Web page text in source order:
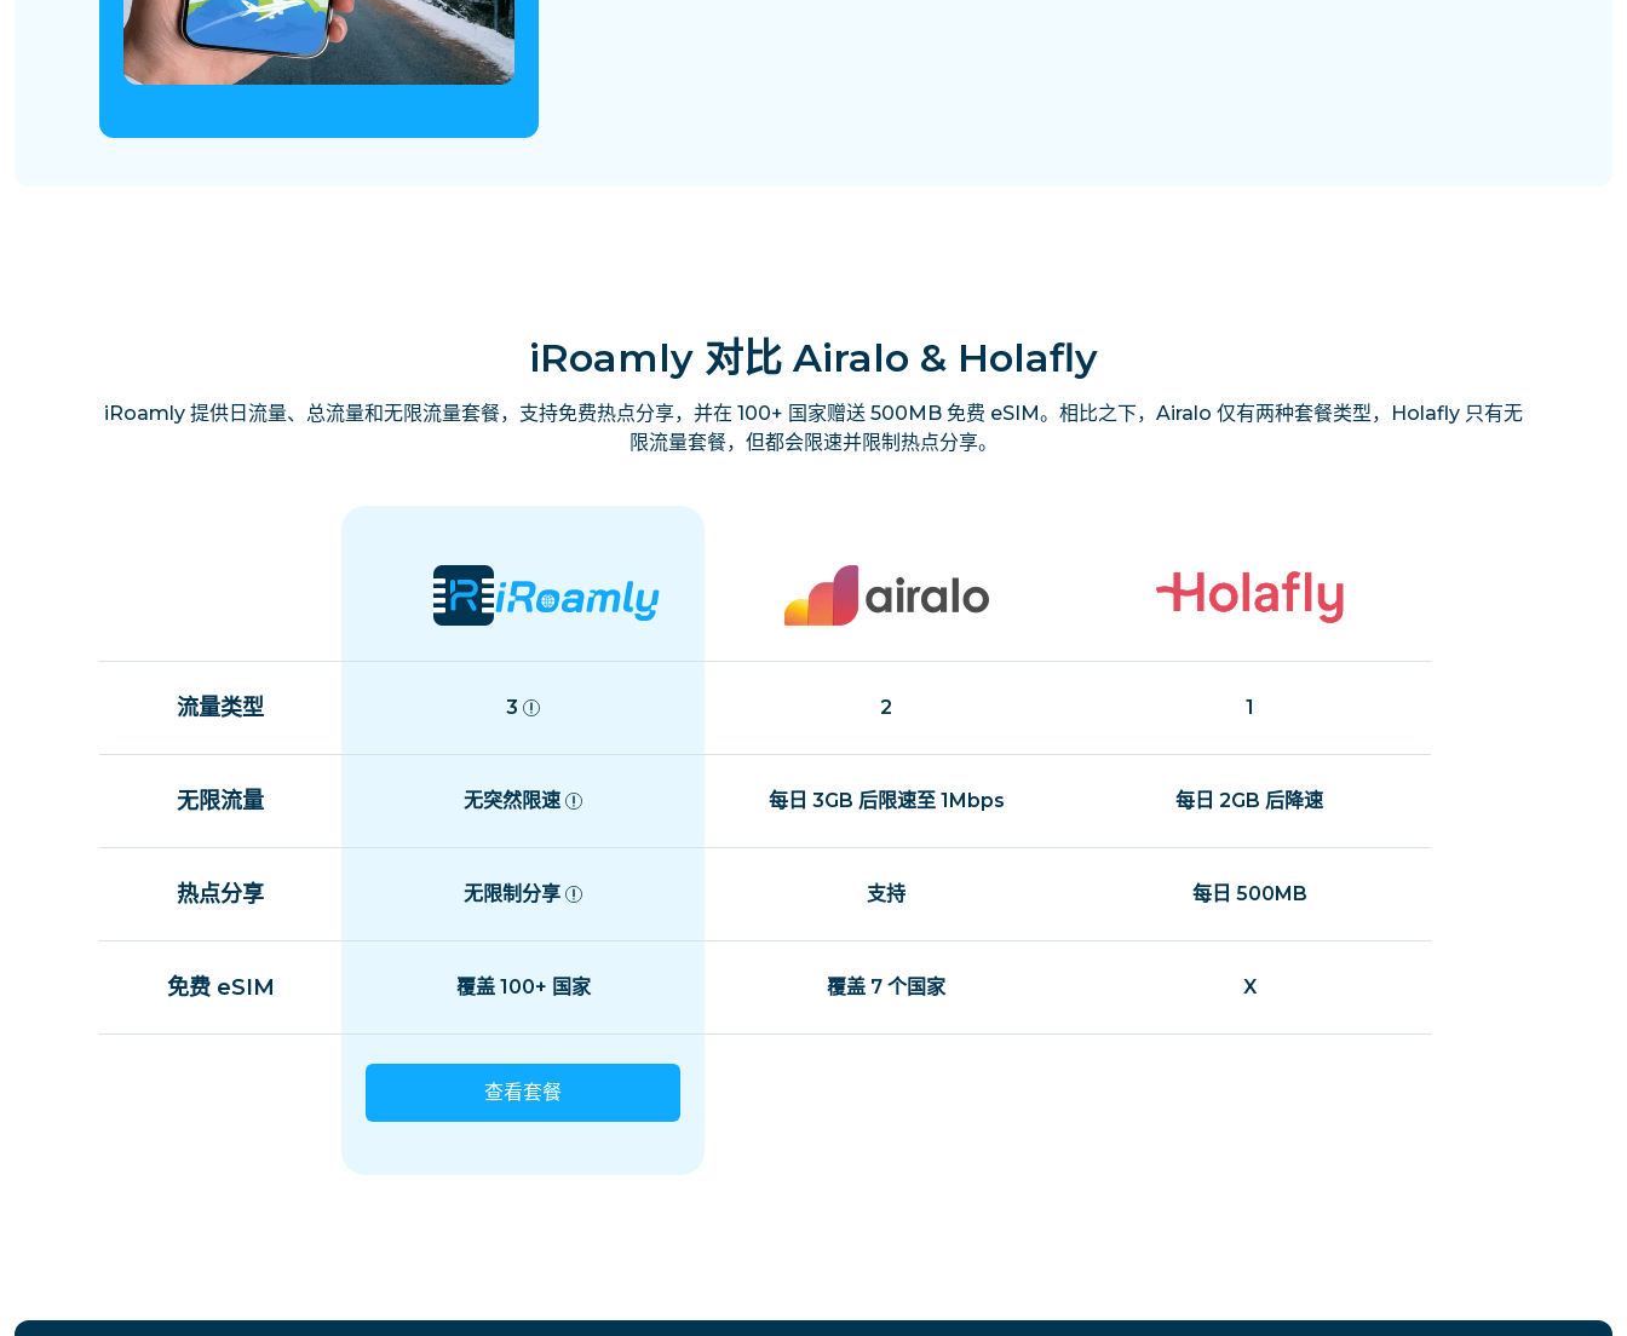
iRoamly 对比 Airalo & Holafly
iRoamly 提供日流量、总流量和无限流量套餐，支持免费热点分享，并在 100+ 国家赠送 500MB 免费 eSIM。相比之下，Airalo 仅有两种套餐类型，Holafly 只有无
限流量套餐，但都会限速并限制热点分享。
流量类型 3 2 1
无限流量 无突然限速 每日 3GB 后限速至 1Mbps 每日 2GB 后降速
热点分享 无限制分享 支持 每日 500MB
免费 eSIM 覆盖 100+ 国家 覆盖 7 个国家 X
查看套餐